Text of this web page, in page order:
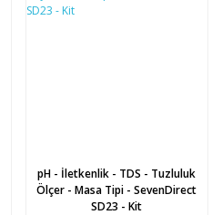
pH - İletkenlik - TDS - Tuzluluk
Ölçer - Masa Tipi - SevenDirect
SD23 - Kit